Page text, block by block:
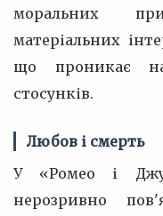
моральних
матеріальних
що проникає
стосунків.
Любов і смерть
У «Ромео і
нерозривно